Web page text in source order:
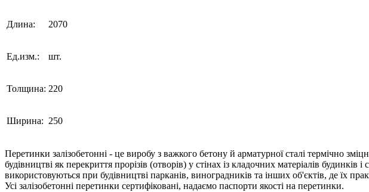
Длина: 2070
Ед.изм.: шт.
Толщина: 220
Ширина: 250
Перетинки залізобетонні - це виробу з важкого бетону й арматурної сталі термічно
будівництві як перекриття прорізів (отворів) у стінах із кладочних матеріалів
використовуються при будівництві парканів, виноградників та інших об'єктів, де їх
Усі залізобетонні перетинки сертифіковані, надаємо паспорти якості на перетинки.